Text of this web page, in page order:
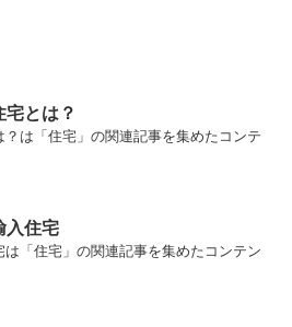
とは？
は「住宅」の関連記事を集めたコンテ
入住宅
「住宅」の関連記事を集めたコンテン